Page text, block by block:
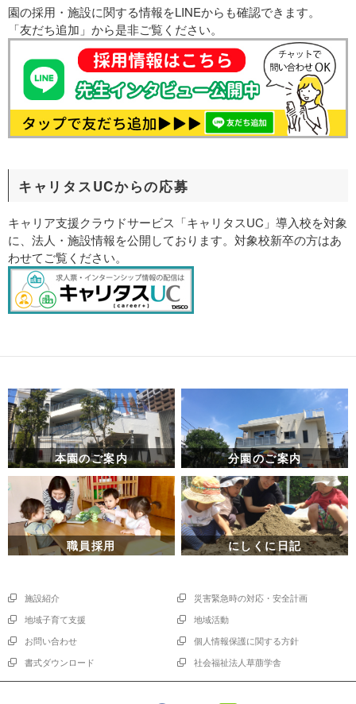
園の採用・施設に関する情報をLINEからも確認できます。
「友だち追加」から是非ご覧ください。
キャリタスUCからの応募
キャリア支援クラウドサービス「キャリタスUC」導入校を対象
に、法人・施設情報を公開しております。対象校新卒の方はあ
わせてご覧ください。
本園のご案内 分園のご案内
職員採用 にしくに日記
施設紹介
災害緊急時の対応・安全計画
地域子育て支援
地域活動
お問い合わせ
個人情報保護に関する方針
書式ダウンロード
社会福祉法人草萠学舎